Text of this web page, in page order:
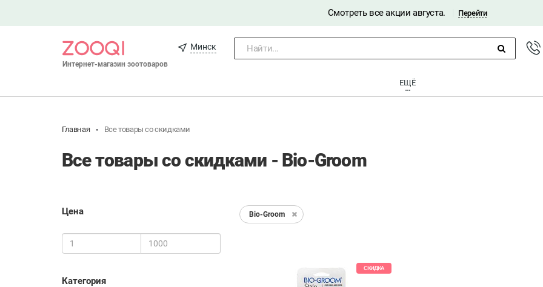
Смотреть все акции августа. Перейти
Интернет-магазин зоотоваров
Минск Найти...
ЕЩЁ
Главная Все товары со скидками
Все товары со скидками - Bio-Groom
Цена
Категория
Bio-Groom
СКИДКА